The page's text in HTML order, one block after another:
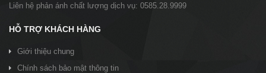
Liên hệ phản ánh chất lượng dịch vụ: 0585.28.9999
HỖ TRỢ KHÁCH HÀNG
Giới thiệu chung
Chính sách bảo mật thông tin